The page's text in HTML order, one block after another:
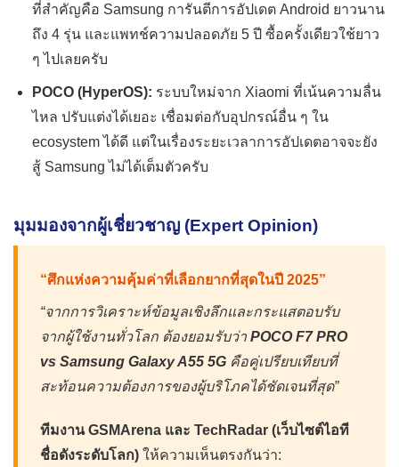
ที่สำคัญคือ Samsung การันตีการอัปเดต Android ยาวนาน
ถึง 4 รุ่น และแพทช์ความปลอดภัย 5 ปี ซื้อครั้งเดียวใช้ยาว
ๆ ไปเลยครับ
POCO (HyperOS): ระบบใหม่จาก Xiaomi ที่เน้นความลื่น
ไหล ปรับแต่งได้เยอะ เชื่อมต่อกับอุปกรณ์อื่น ๆ ใน
ecosystem ได้ดี แต่ในเรื่องระยะเวลาการอัปเดตอาจจะยัง
สู้ Samsung ไม่ได้เต็มตัวครับ
มุมมองจากผู้เชี่ยวชาญ (Expert Opinion)
“ศึกแห่งความคุ้มค่าที่เลือกยากที่สุดในปี 2025”
“จากการวิเคราะห์ข้อมูลเชิงลึกและกระแสตอบรับ
จากผู้ใช้งานทั่วโลก ต้องยอมรับว่า POCO F7 PRO
vs Samsung Galaxy A55 5G คือคู่เปรียบเทียบที่
สะท้อนความต้องการของผู้บริโภคได้ชัดเจนที่สุด”
ทีมงาน GSMArena และ TechRadar (เว็บไซต์ไอที
ชื่อดังระดับโลก) ให้ความเห็นตรงกันว่า: